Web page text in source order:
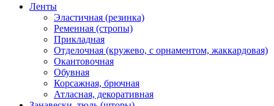
Ленты
Эластичная (резинка)
Ременная (стропы)
Прикладная
Отделочная (кружево, с орнаментом, жаккардовая)
Окантовочная
Обувная
Корсажная, брючная
Атласная, декоративная